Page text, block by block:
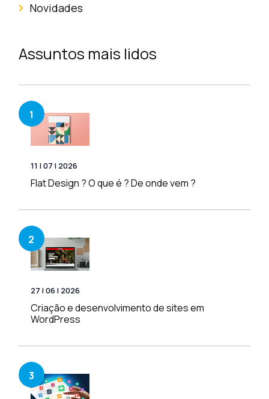
Novidades
Assuntos mais lidos
1
11 | 07 | 2026
Flat Design ? O que é ? De onde vem ?
2
27 | 06 | 2026
Criação e desenvolvimento de sites em
WordPress
3